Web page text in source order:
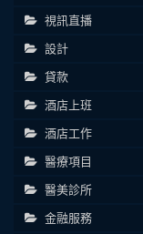
視訊直播
設計
貸款
酒店上班
酒店工作
醫療項目
醫美診所
金融服務